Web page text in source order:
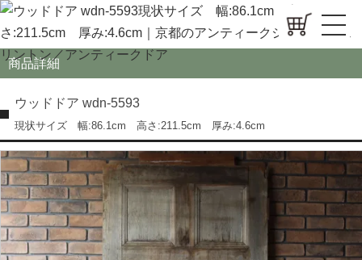
商品詳細
ウッドドア wdn-5593
現状サイズ 幅:86.1cm 高さ:211.5cm 厚み:4.6cm